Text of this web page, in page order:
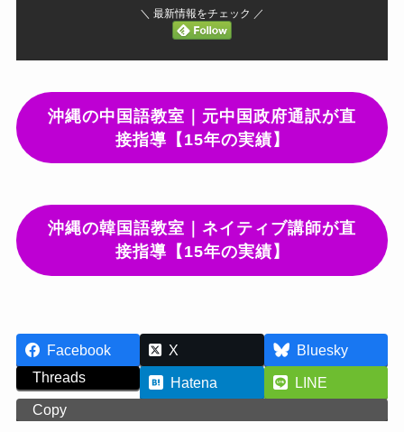
＼ 最新情報をチェック ／
沖縄の中国語教室｜元中国政府通訳が直
接指導【15年の実績】
沖縄の韓国語教室｜ネイティブ講師が直
接指導【15年の実績】
Facebook X
Bluesky
Threads
Hatena
LINE
Copy